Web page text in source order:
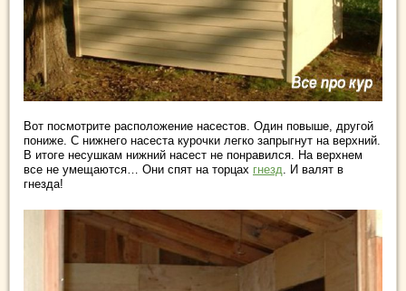
Вот посмотрите расположение насестов. Один повыше, другой
пониже. С нижнего насеста курочки легко запрыгнут на верхний.
В итоге несушкам нижний насест не понравился. На верхнем
все не умещаются… Они спят на торцах гнезд. И валят в
гнезда!